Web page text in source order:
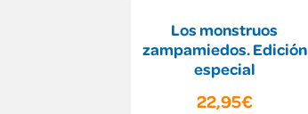
Los monstruos
zampamiedos. Edición
especial
22,95€